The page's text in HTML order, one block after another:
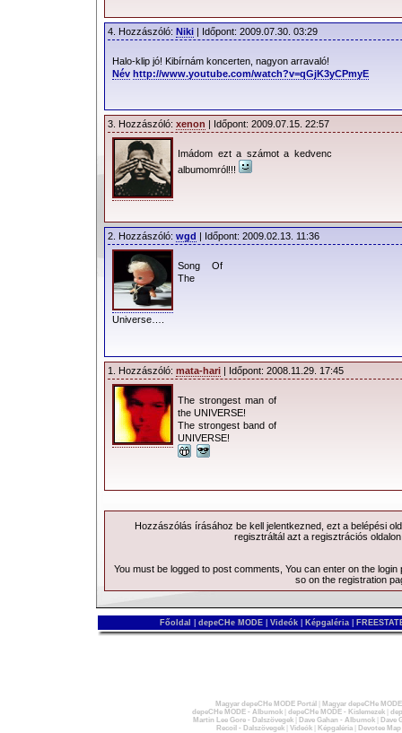
4. Hozzászóló: Niki | Időpont: 2009.07.30. 03:29
Halo-klip jó! Kibírnám koncerten, nagyon arravaló!
Név http://www.youtube.com/watch?v=qGjK3yCPmyE
3. Hozzászóló: xenon | Időpont: 2009.07.15. 22:57
Imádom ezt a számot a kedvenc
albumomról!!!
2. Hozzászóló: wgd | Időpont: 2009.02.13. 11:36
Song Of
The
Universe….
1. Hozzászóló: mata-hari | Időpont: 2008.11.29. 17:45
The strongest man of
the UNIVERSE!
The strongest band of
UNIVERSE!
Hozzászólás írásához be kell jelentkezned, ezt a belépési
regisztráltál azt a regisztrációs
You must be logged to post comments, You can enter on the login
so on the registration
Főoldal depeCHe MODE Videók Képgaléria
Magyar depeCHe MODE Portál
Magyar depeCHe
depeCHe MODE - Albumok| depeCHe MODE - Kislemezek|
Martin Lee Gore - Dalszövegek| Dave Gahan - Albumok|
Dave
Recoil - Dalszövegek| Videók| Képgaléria| Devotee Map